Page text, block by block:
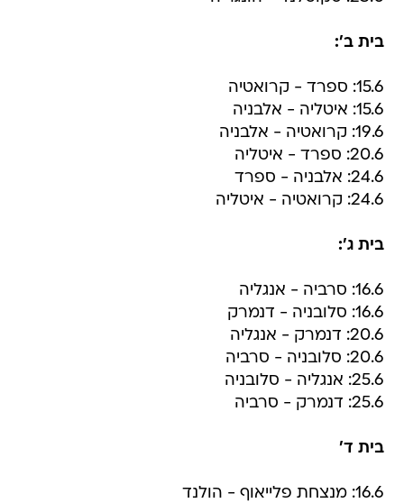
בית ב':
15.6: ספרד - קרואטיה
15.6: איטליה - אלבניה
19.6: קרואטיה - אלבניה
20.6: ספרד - איטליה
24.6: אלבניה - ספרד
24.6: קרואטיה - איטליה
בית ג':
16.6: סרביה - אנגליה
16.6: סלובניה - דנמרק
20.6: דנמרק - אנגליה
20.6: סלובניה - סרביה
25.6: אנגליה - סלובניה
25.6: דנמרק - סרביה
בית ד'
16.6: מנצחת פלייאוף - הולנד